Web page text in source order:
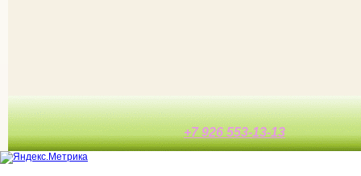
+7 926 553-13-13